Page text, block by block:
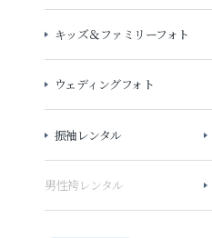
キッズ＆ファミリーフォト
ウェディングフォト
振袖レンタル
男性袴レンタル